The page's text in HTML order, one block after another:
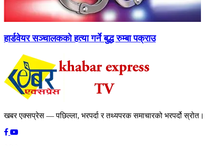
हार्डवेयर सञ्चालकको हत्या गर्ने बुद्ध रुम्बा पक्राउ
खबर एक्सप्रेस — पछिल्ला, भरपर्दा र तथ्यपरक समाचारको भरपर्दो स्रोत।